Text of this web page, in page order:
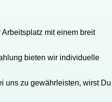
mit einem breit
bieten wir individuelle
uns zu gewährleisten, wirst Du